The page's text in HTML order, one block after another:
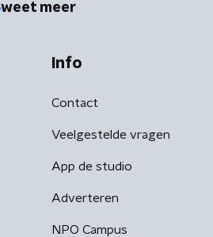
weet meer
Info
Contact
Veelgestelde vragen
App de studio
Adverteren
NPO Campus